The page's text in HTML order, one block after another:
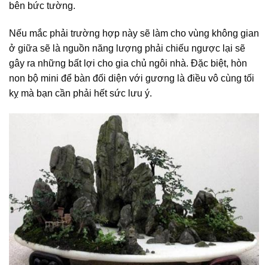
bên bức tường.
Nếu mắc phải trường hợp này sẽ làm cho vùng không gian
ở giữa sẽ là nguồn năng lượng phải chiếu ngược lại sẽ
gây ra những bất lợi cho gia chủ ngôi nhà. Đặc biệt, hòn
non bộ mini để bàn đối diện với gương là điều vô cùng tối
kỵ mà bạn cần phải hết sức lưu ý.